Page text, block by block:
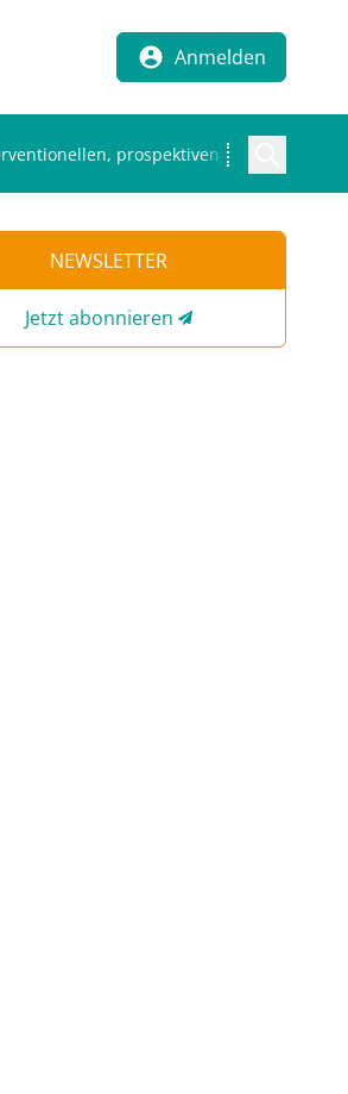
Anmelden
prospektiven VERSUS-Studie
NEWSLETTER
Jetzt abonnieren